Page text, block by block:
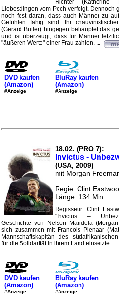
Richter
Liebesdingen vom Pech verfolgt. Dennoch
noch fest daran, dass auch Männer zu
Gefühlen fähig sind. Ihr
(Gerard Butler) hingegen behauptet das
und ist überzeugt, dass für Männer
"äußeren Werte" einer Frau zählen. ...
DVD kaufen
(Amazon)
#Anzeige
BluRay kaufen
(Amazon)
#Anzeige
18.02. (PRO 7):
Invictus -
(USA, 2009)
mit Morgan
Regie: Clint
Länge: 134 Min.
Regisseur Clint
"Invictus –
Geschichte von Nelson Mandela
sich zusammen mit Francois Pienaar
Mannschaftskapitän des
für die Solidarität in ihrem Land einsetzte. ...
DVD kaufen
(Amazon)
#Anzeige
BluRay kaufen
(Amazon)
#Anzeige